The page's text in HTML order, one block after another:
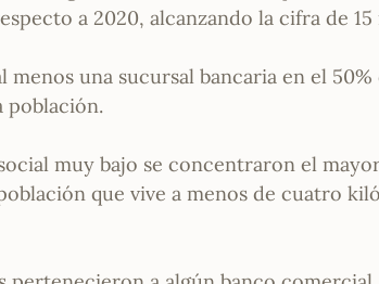
a 2020, alcanzando la cifra de 15
menos una sucursal bancaria en el
población.
muy bajo se concentraron el
que vive a menos de cuatro